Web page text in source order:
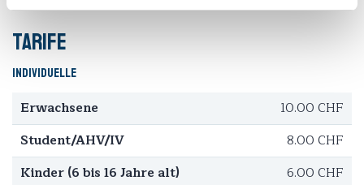
Tarife
Individuelle
Erwachsene
10.00 CHF
Student/AHV/IV
8.00 CHF
Kinder (6 bis 16 Jahre alt)
6.00 CHF